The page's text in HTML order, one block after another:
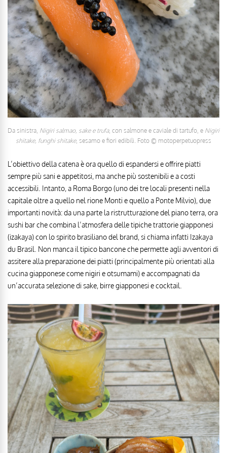
Da sinistra, Nigiri salmao, sake e trufa, con salmone e caviale di tartufo, e Nigiri
shitake, funghi shitake, sesamo e fiori edibili. Foto © motoperpetuopress
L’obiettivo della catena è ora quello di espandersi e offrire piatti
sempre più sani e appetitosi, ma anche più sostenibili e a costi
accessibili. Intanto, a Roma Borgo (uno dei tre locali presenti nella
capitale oltre a quello nel rione Monti e quello a Ponte Milvio), due
importanti novità: da una parte la ristrutturazione del piano terra, ora
sushi bar che combina l’atmosfera delle tipiche trattorie giapponesi
(izakaya) con lo spirito brasiliano del brand, si chiama infatti Izakaya
du Brasil. Non manca il tipico bancone che permette agli avventori di
assitere alla preparazione dei piatti (principalmente più orientati alla
cucina giapponese come nigiri e otsumami) e accompagnati da
un’accurata selezione di sake, birre giapponesi e cocktail.